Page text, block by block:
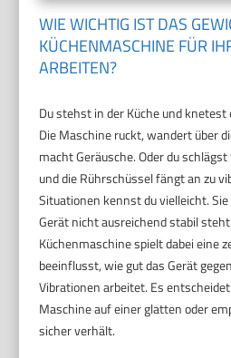
WIE WICHTIG IST DAS
KÜCHENMASCHINE FÜR
ARBEITEN?
Du stehst in der Küche und
Die Maschine ruckt, wandert über
macht Geräusche. Oder du
und die Rührschüssel fängt an zu
Situationen kennst du vielleicht.
Gerät nicht ausreichend stabil
Küchenmaschine spielt dabei eine
beeinflusst, wie gut das Gerät
Vibrationen arbeitet. Es
Maschine auf einer glatten oder
sicher verhält.